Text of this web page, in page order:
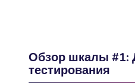
Обзор шкалы #1:
тестирования